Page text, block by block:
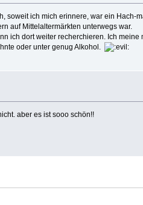
soweit ich mich erinnere, war ein Hach-
auf Mittelaltermärkten unterwegs war.
ich dort weiter recherchieren. Ich
oder unter genug Alkohol.
aber es ist sooo schön!!